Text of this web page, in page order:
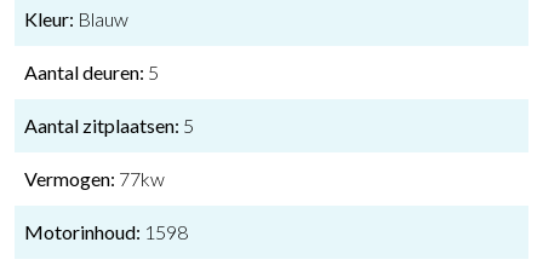
Kleur: Blauw
Aantal deuren: 5
Aantal zitplaatsen: 5
Vermogen: 77kw
Motorinhoud: 1598